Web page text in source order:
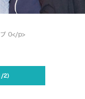
0</p>
2